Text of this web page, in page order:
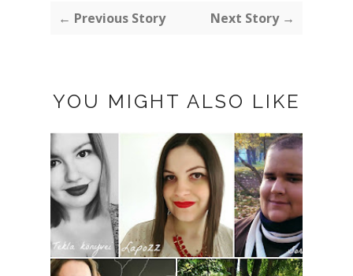
← Previous Story Next Story →
YOU MIGHT ALSO LIKE